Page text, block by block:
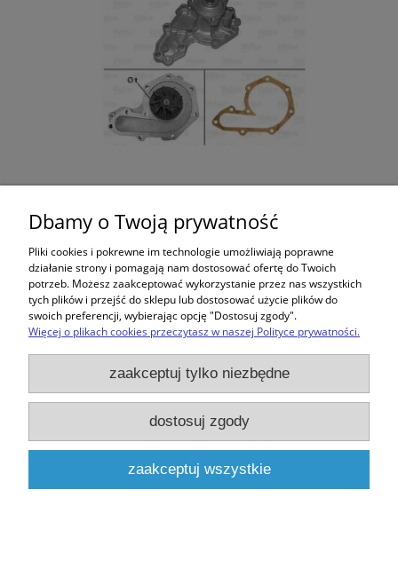
Megane Laguna Scenic
93,99 zł
Zakupy
Pomoc
Moje konto
Informacje
Dbamy o Twoją prywatność
Pliki cookies i pokrewne im technologie umożliwiają poprawne
działanie strony i pomagają nam dostosować ofertę do Twoich
potrzeb. Możesz zaakceptować wykorzystanie przez nas wszystkich
tych plików i przejść do sklepu lub dostosować użycie plików do
swoich preferencji, wybierając opcję "Dostosuj zgody".
Więcej o plikach cookies przeczytasz w naszej Polityce prywatności.
zaakceptuj tylko niezbędne
dostosuj zgody
zaakceptuj wszystkie